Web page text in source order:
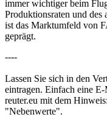
immer wichtiger beim
Produktionsraten und
ist das Marktumfeld von
geprägt.
----
Lassen Sie sich in den
eintragen. Einfach eine
reuter.eu mit dem
"Nebenwerte".